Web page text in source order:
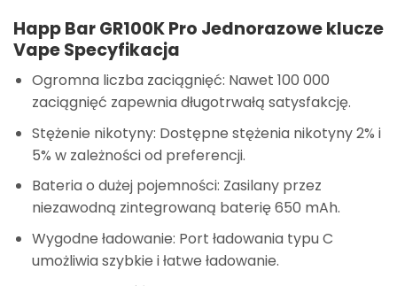
Happ Bar GR100K Pro Jednorazowe klucze
Vape Specyfikacja
Ogromna liczba zaciągnięć: Nawet 100 000
zaciągnięć zapewnia długotrwałą satysfakcję.
Stężenie nikotyny: Dostępne stężenia nikotyny 2% i
5% w zależności od preferencji.
Bateria o dużej pojemności: Zasilany przez
niezawodną zintegrowaną baterię 650 mAh.
Wygodne ładowanie: Port ładowania typu C
umożliwia szybkie i łatwe ładowanie.